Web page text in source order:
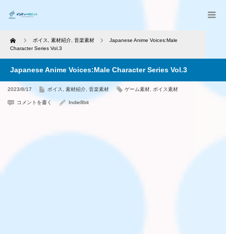
Home ボイス 素材紹介 音楽素材
Japanese Anime Voices:Male
Character Series Vol.3
Japanese Anime Voices:Male Character Series Vol.3
2023/8/17 ボイス 素材紹介 音楽素材 ゲーム素材 ボイス素材
コメントを書く Indie8bit